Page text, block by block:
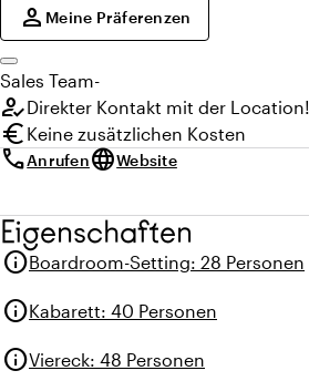
person Meine Präferenzen
Sales Team-
how_to_regDirekter Kontakt mit der Location!
euro Keine zusätzlichen Kosten
callAnrufenlanguageWebsite
Eigenschaften
infoBoardroom-Setting: 28 Personen
infoKabarett: 40 Personen
infoViereck: 48 Personen